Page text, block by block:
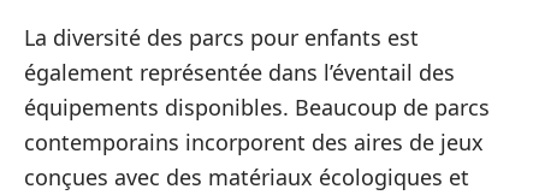
La diversité des parcs pour enfants est
également représentée dans l’éventail des
équipements disponibles. Beaucoup de parcs
contemporains incorporent des aires de jeux
conçues avec des matériaux écologiques et